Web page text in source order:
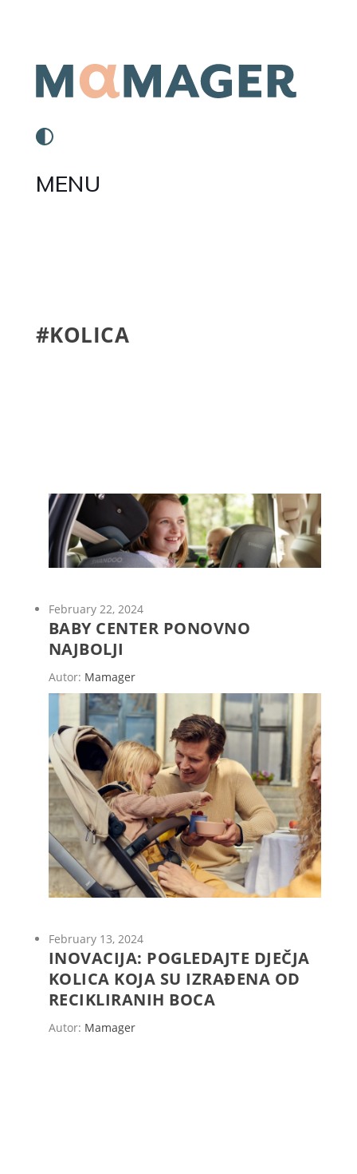
MENU
#KOLICA
February 22, 2024
BABY CENTER PONOVNO
NAJBOLJI
Autor: Mamager
February 13, 2024
INOVACIJA: POGLEDAJTE DJEČJA
KOLICA KOJA SU IZRAĐENA OD
RECIKLIRANIH BOCA
Autor: Mamager